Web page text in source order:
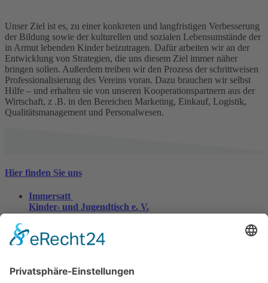
Unser Ziel ist es, zu einer konkreten und langfristigen Verbesserung
der Bildung sowie der kulturellen und sozialen Lebensumstände der
in Armut lebenden Kinder beizutragen. Dafür arbeiten wir an der
Entwicklung von Strategien, die uns diesem Ziel immer näher
bringen sollen. Außerdem treiben wir den Prozess der schrittweisen
Professionalisierung des Vereins voran. Dazu brauchen wir selbst
Hilfe – und erhalten sie von unseren Kooperationspartnern aus der
Wirtschaft, z .B. in den Bereichen Marketing, Einkauf, Logistik,
Qualitätsmanagement und Personalwesen.
Hier finden Sie uns
Immersatt
Kinder- und Jugendtisch e. V.
47138 Duisburg
0203 - 456796-10
0203 - 456796-11